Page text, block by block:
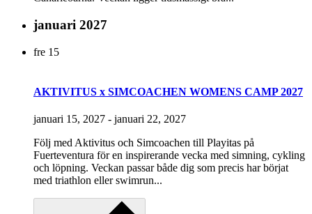
januari 2027
fre 15
AKTIVITUS x SIMCOACHEN WOMENS CAMP 2027
januari 15, 2027 - januari 22, 2027
Följ med Aktivitus och Simcoachen till Playitas på
Fuerteventura för en inspirerande vecka med simning, cykling
och löpning. Veckan passar både dig som precis har börjat
med triathlon eller swimrun...